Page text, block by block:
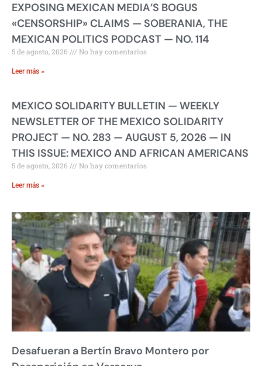
EXPOSING MEXICAN MEDIA’S BOGUS
«CENSORSHIP» CLAIMS — SOBERANIA, THE
MEXICAN POLITICS PODCAST — NO. 114
5 de agosto, 2026 No hay comentarios
Leer más »
MEXICO SOLIDARITY BULLETIN — WEEKLY
NEWSLETTER OF THE MEXICO SOLIDARITY
PROJECT — NO. 283 — AUGUST 5, 2026 — IN
THIS ISSUE: MEXICO AND AFRICAN AMERICANS
5 de agosto, 2026 No hay comentarios
Leer más »
Desafueran a Bertín Bravo Montero por